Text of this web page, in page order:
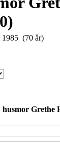
1985 (70 år)
Grethe